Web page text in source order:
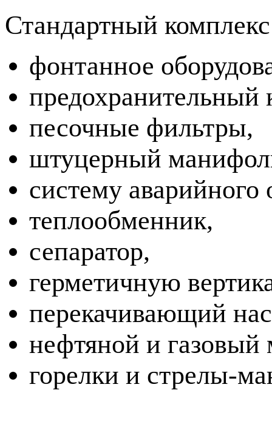
Стандартный
фонтанное
предохранительный
песочные фильтры,
штуцерный
систему аварийного
теплообменник,
сепаратор,
герметичную
перекачивающий
нефтяной и
горелки и стрелы-